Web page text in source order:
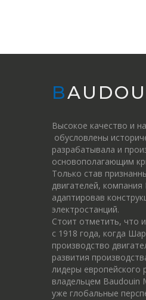
Высокое качество и
обусловлены
разрабатывала и
основополагающим
Только став
двигателей,
адаптировав
электростанций.
Стоит отметить, что
c 1918 года, когда
производство
развития
лидеры европейского
владельцем Baudouin
уже глобальные